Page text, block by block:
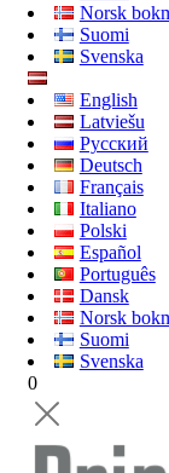
Norsk
Suomi
Svenska
English
Latviešu
Русский
Deutsch
Français
Italiano
Polski
Español
Português
Dansk
Norsk
Suomi
Svenska
0